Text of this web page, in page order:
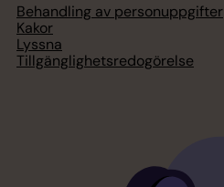
Behandling av personuppgifter
Kakor
Lyssna
Tillgänglighetsredogörelse